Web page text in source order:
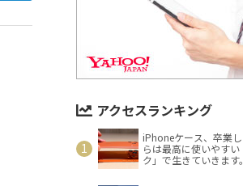
アクセスランキング
iPhoneケース、卒業
らは最高に使いやす
ク」で生きていきます。